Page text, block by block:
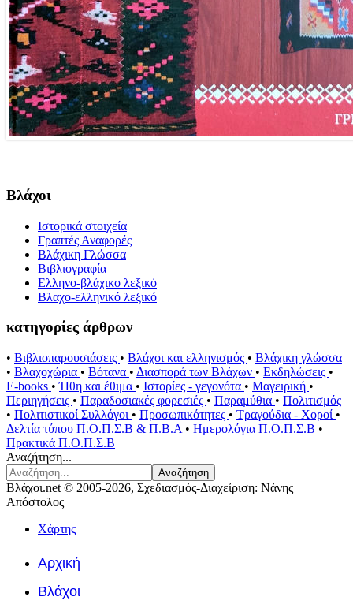
Βλάχοι
Ιστορικά στοιχεία
Γραπτές Αναφορές
Βλάχικη Γλώσσα
Βιβλιογραφία
Ελληνο-βλάχικο λεξικό
Βλαχο-ελληνικό λεξικό
κατηγορίες άρθρων
• Βιβλιοπαρουσιάσεις • Βλάχοι και ελληνισμός • Βλάχικη γλώσσα
• Βλαχοχώρια • Βότανα • Διασπορά των Βλάχων • Εκδηλώσεις •
E-books •Ήθη και έθιμα • Ιστορίες - γεγονότα • Μαγειρική •
Περιηγήσεις • Παραδοσιακές φορεσιές • Παραμύθια • Πολιτισμός
• Πολιτιστικοί Συλλόγοι • Προσωπικότητες • Τραγούδια - Χοροί •
Δελτία τύπου Π.Ο.Π.Σ.Β & Π.Β.Α • Ημερολόγια Π.Ο.Π.Σ.Β •
Πρακτικά Π.Ο.Π.Σ.Β
Αναζήτηση...
Αναζήτηση
Βλάχοι.net © 2005-2026, Σχεδιασμός-Διαχείριση: Νάνης
Απόστολος
Χάρτης
Αρχική
Βλάχοι